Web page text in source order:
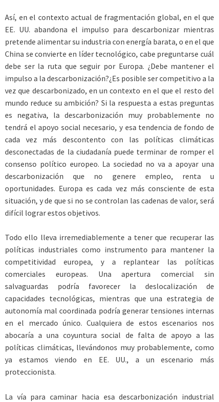
Así, en el contexto actual de fragmentación global, en el que
EE. UU. abandona el impulso para descarbonizar mientras
pretende alimentar su industria con energía barata, o en el que
China se convierte en líder tecnológico, cabe preguntarse cuál
debe ser la ruta que seguir por Europa. ¿Debe mantener el
impulso a la descarbonización?¿Es posible ser competitivo a la
vez que descarbonizado, en un contexto en el que el resto del
mundo reduce su ambición? Si la respuesta a estas preguntas
es negativa, la descarbonización muy probablemente no
tendrá el apoyo social necesario, y esa tendencia de fondo de
cada vez más descontento con las políticas climáticas
desconectadas de la ciudadanía puede terminar de romper el
consenso político europeo. La sociedad no va a apoyar una
descarbonización que no genere empleo, renta u
oportunidades. Europa es cada vez más consciente de esta
situación, y de que si no se controlan las cadenas de valor, será
difícil lograr estos objetivos.
Todo ello lleva irremediablemente a tener que recuperar las
políticas industriales como instrumento para mantener la
competitividad europea, y a replantear las políticas
comerciales europeas. Una apertura comercial sin
salvaguardas podría favorecer la deslocalización de
capacidades tecnológicas, mientras que una estrategia de
autonomía mal coordinada podría generar tensiones internas
en el mercado único. Cualquiera de estos escenarios nos
abocaría a una coyuntura social de falta de apoyo a las
políticas climáticas, llevándonos muy probablemente, como
ya estamos viendo en EE. UU., a un escenario más
proteccionista.
La vía para caminar hacia esa descarbonización industrial